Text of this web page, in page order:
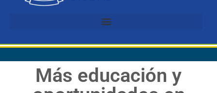
Más educación y